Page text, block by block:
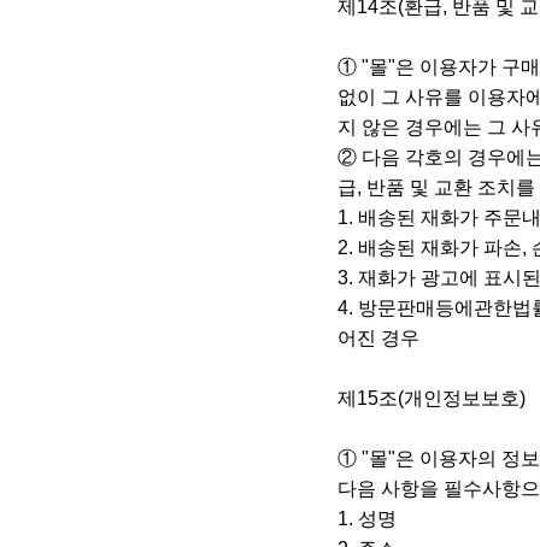
제14조(환급, 반품 및
① "몰"은 이용자가 구매
없이 그 사유를 이용자
지 않은 경우에는 그 사
② 다음 각호의 경우에
급, 반품 및 교환 조치
1. 배송된 재화가 주문
2. 배송된 재화가 파손,
3. 재화가 광고에 표시
4. 방문판매등에관한법
어진 경우
제15조(개인정보보호)
① "몰"은 이용자의 정
다음 사항을 필수사항
1. 성명